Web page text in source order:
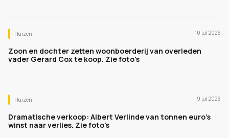
Huizen 10 jul 2026
Zoon en dochter zetten woonboerderij van overleden
vader Gerard Cox te koop. Zie foto's
Huizen 9 jul 2026
Dramatische verkoop: Albert Verlinde van tonnen euro's
winst naar verlies. Zie foto's